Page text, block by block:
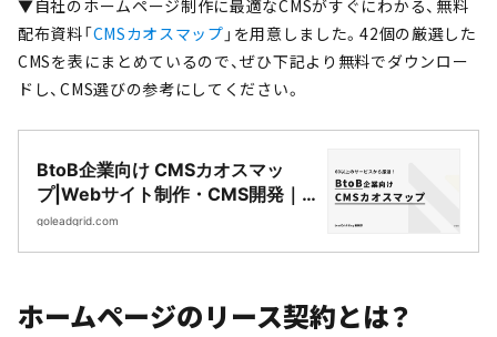
▼自社のホームページ制作に最適なCMSがすぐにわかる、無料
配布資料「CMSカオスマップ 」を用意しました。42個の厳選した
CMSを表にまとめているので、ぜひ下記より無料でダウンロー
ドし、CMS選びの参考にしてください。
BtoB企業向け CMSカオスマッ
プ|Webサイト制作・CMS開発｜
LeadGrid
goleadgrid.com
ホームページのリース契約とは？